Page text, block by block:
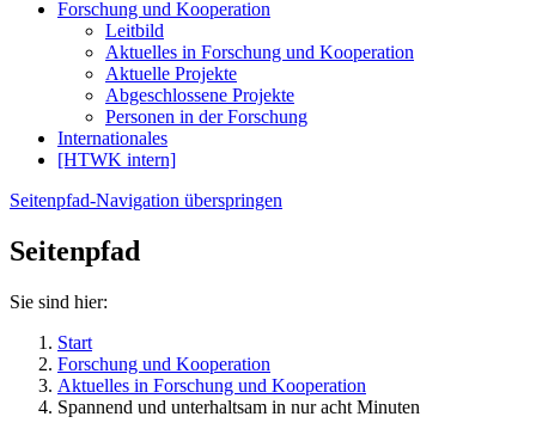
Forschung und Kooperation
Leitbild
Aktuelles in Forschung und Kooperation
Aktuelle Projekte
Abgeschlossene Projekte
Personen in der Forschung
Internationales
[HTWK intern]
Seitenpfad-Navigation überspringen
Seitenpfad
Sie sind hier:
Start
Forschung und Kooperation
Aktuelles in Forschung und Kooperation
Spannend und unterhaltsam in nur acht Minuten